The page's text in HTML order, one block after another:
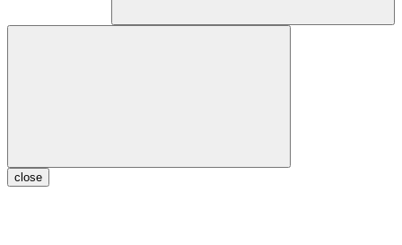
close